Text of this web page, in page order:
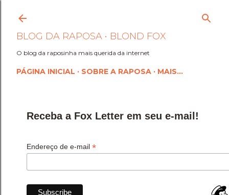
Pular para o conteúdo
BLOG DA RAPOSA • BLOND FOX
O blog da raposinha mais querida da internet
PÁGINA INICIAL SOBRE A RAPOSA MAIS…
Receba a Fox Letter em seu e-mail!
Endereço de e-mail *